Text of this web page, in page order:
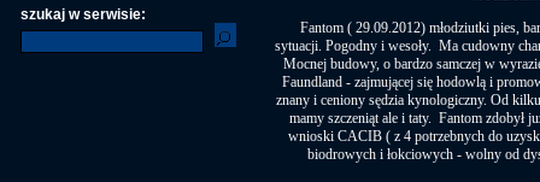
szukaj w serwisie:
Fantom ( 29.09.2012) młodziutki pies,
sytuacji. Pogodny i wesoły. Ma cudowny
Mocnej budowy, o bardzo samczej w
Faundland - zajmującej się hodowlą i
znany i ceniony sędzia kynologiczny. Od
mamy szczeniąt ale i taty. Fantom zdobył
wnioski CACIB ( z 4 potrzebnych do
biodrowych i łokciowych - wolny od